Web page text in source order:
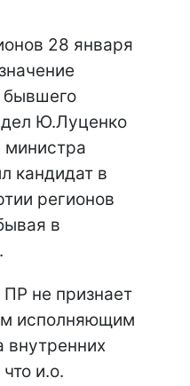
28 января
бывшего
дел Ю.Луценко
министра
кандидат в
регионов
в
не признает
исполняющим
внутренних
и.о.